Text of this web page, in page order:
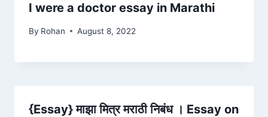
I were a doctor essay in Marathi
By Rohan August 8, 2022
{Essay} माझा मित्र मराठी निबंध । Essay on